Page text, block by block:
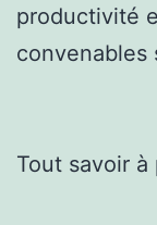
productivité
convenables
Tout savoir à